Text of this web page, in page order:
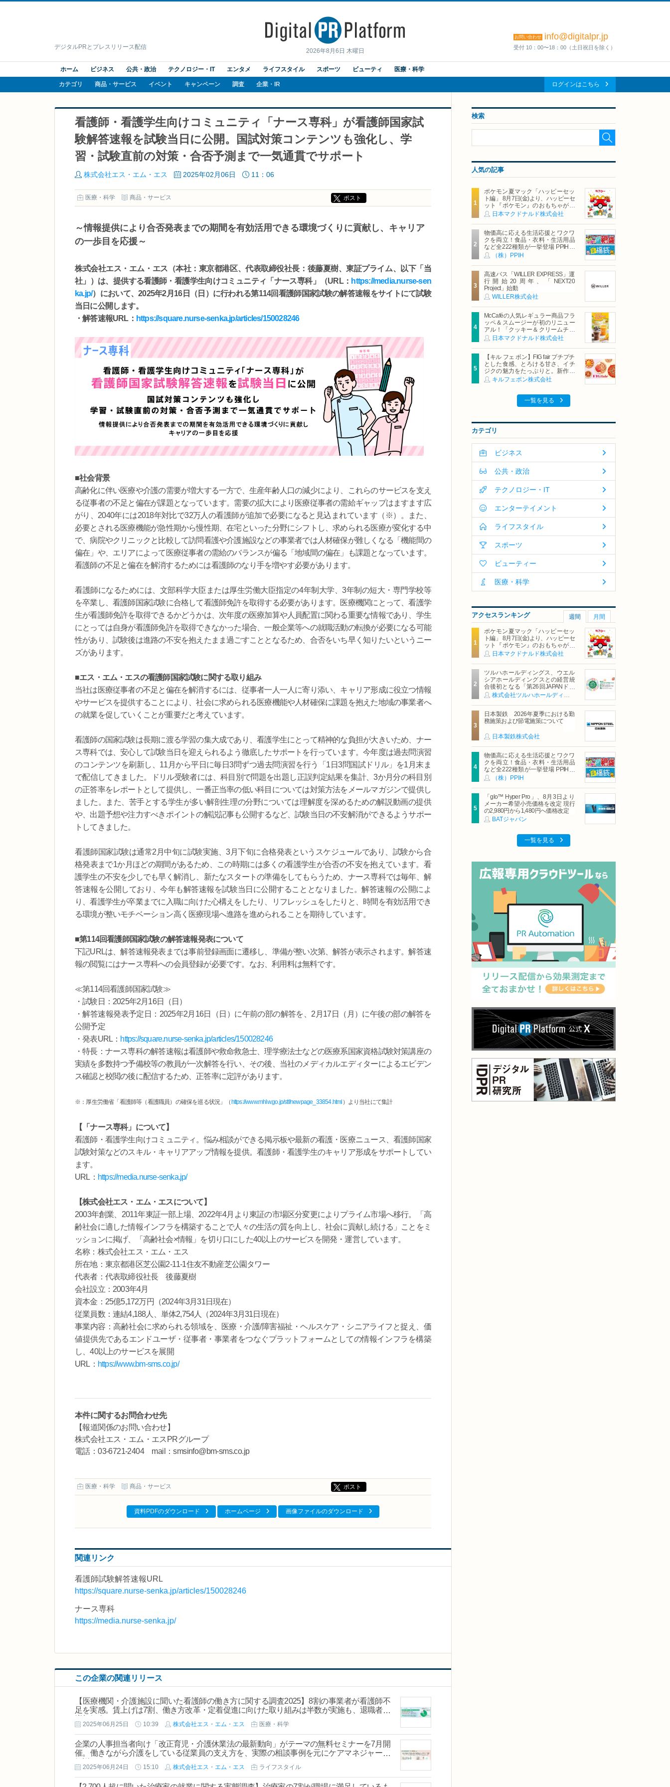
2026年8月6日 木曜日
デジタルPRとプレスリリース配信
お問い合わせ info@digitalpr.jp
受付 10：00〜18：00（土日祝日を除く）
ホーム ビジネス 公共・政治 テクノロジー・IT エンタメ ライフスタイル スポーツ ビューティ 医療・科学
カテゴリ 商品・サービス イベント キャンペーン 調査 企業・IR ログインはこちら
看護師・看護学生向けコミュニティ「ナース専科」が看護師国家試
験解答速報を試験当日に公開。国試対策コンテンツも強化し、学
習・試験直前の対策・合否予測まで一気通貫でサポート
株式会社エス・エム・エス 2025年02月06日 11：06
医療・科学 商品・サービス ポスト
～情報提供により合否発表までの期間を有効活用できる環境づくりに貢献し、キャリア
の一歩目を応援～
株式会社エス・エム・エス（本社：東京都港区、代表取締役社長：後藤夏樹、東証プライム、以下「当
社」）は、提供する看護師・看護学生向けコミュニティ「ナース専科」（URL： https://media.nurse-sen
ka.jp/）において、2025年2月16日（日）に行われる第114回看護師国家試験の解答速報をサイトにて試験
当日に公開します。
・解答速報URL： https://square.nurse-senka.jp/articles/150028246
■社会背景
高齢化に伴い医療や介護の需要が増大する一方で、生産年齢人口の減少により、これらのサービスを支え
る従事者の不足と偏在が課題となっています。需要の拡大により医療従事者の需給ギャップはますます広
がり、2040年には2018年対比で32万人の看護師が追加で必要になると見込まれています（※）。また、
必要とされる医療機能が急性期から慢性期、在宅といった分野にシフトし、求められる医療が変化する中
で、病院やクリニックと比較して訪問看護や介護施設などの事業者では人材確保が難しくなる「機能間の
偏在」や、エリアによって医療従事者の需給のバランスが偏る「地域間の偏在」も課題となっています。
看護師の不足と偏在を解消するためには看護師のなり手を増やす必要があります。
看護師になるためには、文部科学大臣または厚生労働大臣指定の4年制大学、3年制の短大・専門学校等
を卒業し、看護師国家試験に合格して看護師免許を取得する必要があります。医療機関にとって、看護学
生が看護師免許を取得できるかどうかは、次年度の医療加算や人員配置に関わる重要な情報であり、学生
にとっては自身が看護師免許を取得できなかった場合、一般企業等への就職活動の転換が必要になる可能
性があり、試験後は進路の不安を抱えたまま過ごすこととなるため、合否をいち早く知りたいというニー
ズがあります。
■エス・エム・エスの看護師国家試験に関する取り組み
当社は医療従事者の不足と偏在を解消するには、従事者一人一人に寄り添い、キャリア形成に役立つ情報
やサービスを提供することにより、社会に求められる医療機能や人材確保に課題を抱えた地域の事業者へ
の就業を促していくことが重要だと考えています。
看護師の国家試験は長期に渡る学習の集大成であり、看護学生にとって精神的な負担が大きいため、ナー
ス専科では、安心して試験当日を迎えられるよう徹底したサポートを行っています。今年度は過去問演習
のコンテンツを刷新し、11月から平日に毎日3問ずつ過去問演習を行う「1日3問国試ドリル」を1月末ま
で配信してきました。ドリル受験者には、科目別で問題を出題し正誤判定結果を集計、3か月分の科目別
の正答率をレポートとして提供し、一番正当率の低い科目については対策方法をメールマガジンで提供し
ました。また、苦手とする学生が多い解剖生理の分野については理解度を深めるための解説動画の提供
や、出題予想や注力すべきポイントの解説記事も公開するなど、試験当日の不安解消ができるようサポー
トしてきました。
看護師国家試験は通常2月中旬に試験実施、3月下旬に合格発表というスケジュールであり、試験から合
格発表まで1か月ほどの期間があるため、この時期には多くの看護学生が合否の不安を抱えています。看
護学生の不安を少しでも早く解消し、新たなスタートの準備をしてもらうため、ナース専科では毎年、解
答速報を公開しており、今年も解答速報を試験当日に公開することとなりました。解答速報の公開によ
り、看護学生が卒業までに入職に向けた心構えをしたり、リフレッシュをしたりと、時間を有効活用でき
る環境が整いモチベーション高く医療現場へ進路を進められることを期待しています。
■第114回看護師国家試験の解答速報発表について
下記URLは、解答速報発表までは事前登録画面に遷移し、準備が整い次第、解答が表示されます。解答速
報の閲覧にはナース専科への会員登録が必要です。なお、利用料は無料です。
≪第114回看護師国家試験≫
・試験日：2025年2月16日（日）
・解答速報発表予定日：2025年2月16日（日）に午前の部の解答を、2月17日（月）に午後の部の解答を
公開予定
・発表URL： https://square.nurse-senka.jp/articles/150028246
・特長：ナース専科の解答速報は看護師や救命救急士、理学療法士などの医療系国家資格試験対策講座の
実績を多数持つ予備校等の教員が一次解答を行い、その後、当社のメディカルエディターによるエビデン
ス確認と校閲の後に配信するため、正答率に定評があります。
※：厚生労働省「看護師等（看護職員）の確保を巡る状況」（ https://www.mhlw.go.jp/stf/newpage_33854.html ）より当社にて集計
【「ナース専科」について】
看護師・看護学生向けコミュニティ。悩み相談ができる掲示板や最新の看護・医療ニュース、看護師国家
試験対策などのスキル・キャリアアップ情報を提供。看護師・看護学生のキャリア形成をサポートしてい
ます。
URL： https://media.nurse-senka.jp/
【株式会社エス・エム・エスについて】
2003年創業、2011年東証一部上場、2022年4月より東証の市場区分変更によりプライム市場へ移行。「高
齢社会に適した情報インフラを構築することで人々の生活の質を向上し、社会に貢献し続ける」ことをミ
ッションに掲げ、「高齢社会×情報」を切り口にした40以上のサービスを開発・運営しています。
名称：株式会社エス・エム・エス
所在地：東京都港区芝公園2-11-1住友不動産芝公園タワー
代表者：代表取締役社長 後藤夏樹
会社設立：2003年4月
資本金：25億5,172万円（2024年3月31日現在）
従業員数：連結4,188人、単体2,754人（2024年3月31日現在）
事業内容：高齢社会に求められる領域を、医療・介護/障害福祉・ヘルスケア・シニアライフと捉え、価
値提供先であるエンドユーザ・従事者・事業者をつなぐプラットフォームとしての情報インフラを構築
し、40以上のサービスを展開
URL： https://www.bm-sms.co.jp/
本件に関するお問合わせ先
【報道関係のお問い合わせ】
株式会社エス・エム・エスPRグループ
電話：03-6721-2404 mail：smsinfo@bm-sms.co.jp
医療・科学 商品・サービス ポスト
資料PDFのダウンロード ホームページ 画像ファイルのダウンロード
関連リンク
看護師試験解答速報URL
https://square.nurse-senka.jp/articles/150028246
ナース専科
https://media.nurse-senka.jp/
この企業の関連リリース
【医療機関・介護施設に聞いた看護師の働き方に関する調査2025】8割の事業者が看護師不
足を実感。賃上げは7割、働き方改革・定着促進に向けた取り組みは半数が実施も、退職者は
2025年06月25日 10:39 株式会社エス・エム・エス 医療・科学
企業の人事担当者向け「改正育児・介護休業法の最新動向」がテーマの無料セミナーを7月開
催。働きながら介護をしている従業員の支え方を、実際の相談事例を元にケアマネジャーが
2025年06月24日 15:10 株式会社エス・エム・エス ライフスタイル
検索
人気の記事
ポケモン夏マック「ハッピーセッ
ト編」 8月7日(金)より、ハッピーセ
ット『ポケモン』のおもちゃが期
間限定登場
日本マクドナルド株式会社
物価高に応える生活応援とワクワ
クを両立！食品・衣料・生活用品
など全222種類が一挙登場 PPIHグ
ループ「夏福袋」＆セール 8月6日
(木)より順次スタート
（株）PPIH
高速バス「WILLER EXPRESS」運
行開始20周年、「NEXT20
Project」始動
WILLER株式会社
McCaféの人気レギュラー商品フラ
ッペ＆スムージーが初のリニュー
アル！「クッキー＆クリームチョ
コフラッペ」「マンゴースムージ
ー」8月5日（水）から販売開始
日本マクドナルド株式会社
【キル フェ ボン】FIG fair プチプチ
とした食感、とろける甘さ、イチ
ジクの魅力をたっぷりと。新作を
含め、イチジク尽くしの全4種が登
場8月20日（木）スタート
キルフェボン株式会社
一覧を見る
カテゴリ
ビジネス
公共・政治
テクノロジー・IT
エンターテイメント
ライフスタイル
スポーツ
ビューティー
医療・科学
アクセスランキング 週間 月間
ポケモン夏マック「ハッピーセッ
ト編」 8月7日(金)より、ハッピーセ
ット『ポケモン』のおもちゃが期
間限定登場
日本マクドナルド株式会社
ツルハホールディングス、ウエル
シアホールディングスとの経営統
合後初となる「第26回JAPANドラ
ッグストアショー」に出展
株式会社ツルハホールディングス
日本製鉄 2026年夏季における勤
務施策および節電施策について
日本製鉄株式会社
物価高に応える生活応援とワクワ
クを両立！食品・衣料・生活用品
など全222種類が一挙登場 PPIHグ
ループ「夏福袋」＆セール 8月6日
（株）PPIH
「glo™ Hyper Pro」、8月3日より
メーカー希望小売価格を改定 現行
の2,980円から1,480円へ価格改定
BATジャパン
一覧を見る